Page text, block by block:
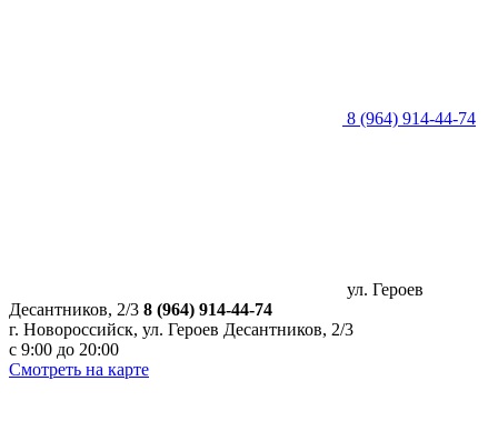
8 (964) 914-44-74
ул. Героев
Десантников, 2/3 8 (964) 914-44-74
г. Новороссийск, ул. Героев Десантников, 2/3
с 9:00 до 20:00
Смотреть на карте